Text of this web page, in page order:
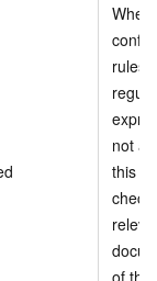
When
rules,
not
this
check
of the